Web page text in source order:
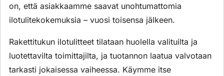
on, että asiakkaamme saavat unohtumattomia
ilotulitekokemuksia – vuosi toisensa jälkeen.
Rakettitukun ilotulitteet tilataan huolella valituilta ja
luotettavilta toimittajilta, ja tuotannon laatua valvotaan
tarkasti jokaisessa vaiheessa. Käymme itse